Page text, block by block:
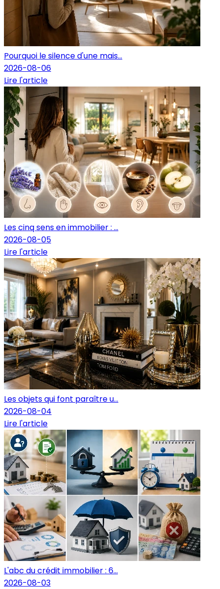
Pourquoi le silence d'une mais...
2026-08-06
Lire l'article
Les cinq sens en immobilier : ...
2026-08-05
Lire l'article
Les objets qui font paraître u...
2026-08-04
Lire l'article
L'abc du crédit immobilier : 6...
2026-08-03